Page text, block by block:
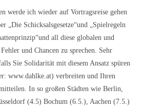
werde ich wieder auf Vortragsreise gehen
„Die Schicksalsgesetze“und „Spielregeln
all diese globalen und
und Chancen zu sprechen. Sehr
Sie Solidarität mit diesem Ansatz spüren
www.dahlke.at) verbreiten und Ihren
In so großen Städten wie Berlin,
(4.5) Bochum (6.5.), Aachen (7.5.)